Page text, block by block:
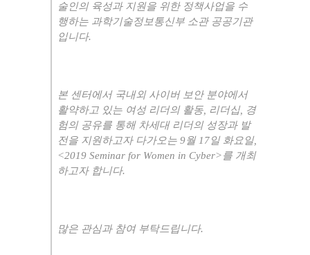
술인의 육성과 지원을 위한 정책사업을 수
행하는 과학기술정보통신부 소관 공공기관
입니다.
본 센터에서 국내외 사이버 보안 분야에서
활약하고 있는 여성 리더의 활동, 리더십, 경
험의 공유를 통해 차세대 리더의 성장과 발
전을 지원하고자 다가오는 9월 17일 화요일,
<2019 Seminar for Women in Cyber>를 개최
하고자 합니다.
많은 관심과 참여 부탁드립니다.